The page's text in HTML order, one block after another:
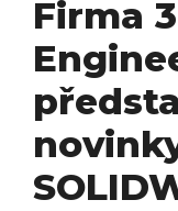
Firma